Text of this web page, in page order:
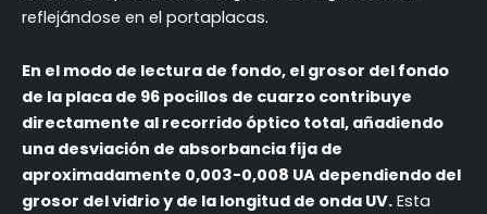
reflejándose en el portaplacas.
En el modo de lectura de fondo, el grosor del fondo
de la placa de 96 pocillos de cuarzo contribuye
directamente al recorrido óptico total, añadiendo
una desviación de absorbancia fija de
aproximadamente 0,003-0,008 UA dependiendo del
grosor del vidrio y de la longitud de onda UV. Esta